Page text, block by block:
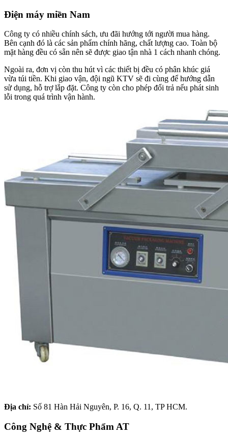
Điện máy miền Nam
Công ty có nhiều chính sách, ưu đãi hướng tới người mua hàng.
Bên cạnh đó là các sản phẩm chính hãng, chất lượng cao. Toàn bộ
mặt hàng đều có sẵn nên sẽ được giao tận nhà 1 cách nhanh chóng.
Ngoài ra, đơn vị còn thu hút vì các thiết bị đều có phân khúc giá
vừa túi tiền. Khi giao vận, đội ngũ KTV sẽ đi cùng để hướng dẫn
sử dụng, hỗ trợ lắp đặt. Công ty còn cho phép đổi trả nếu phát sinh
lỗi trong quá trình vận hành.
Địa chỉ: Số 81 Hàn Hải Nguyên, P. 16, Q. 11, TP HCM.
Công Nghệ & Thực Phẩm AT